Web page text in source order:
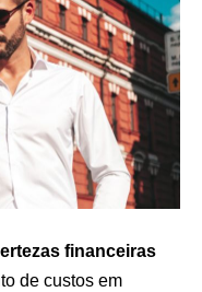
financeiras
de custos em